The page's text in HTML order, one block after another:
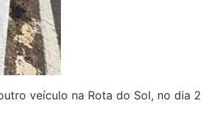
veículo na Rota do Sol, no dia